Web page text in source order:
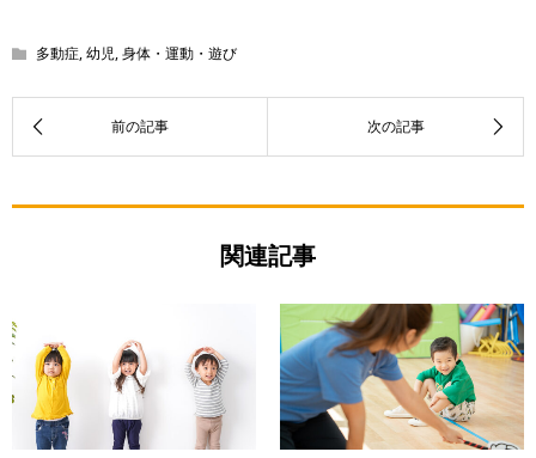
多動症,幼児,身体・運動・遊び
関連記事